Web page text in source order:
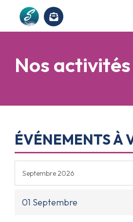
Nos activités
ÉVÉNEMENTS À
01 Septembre